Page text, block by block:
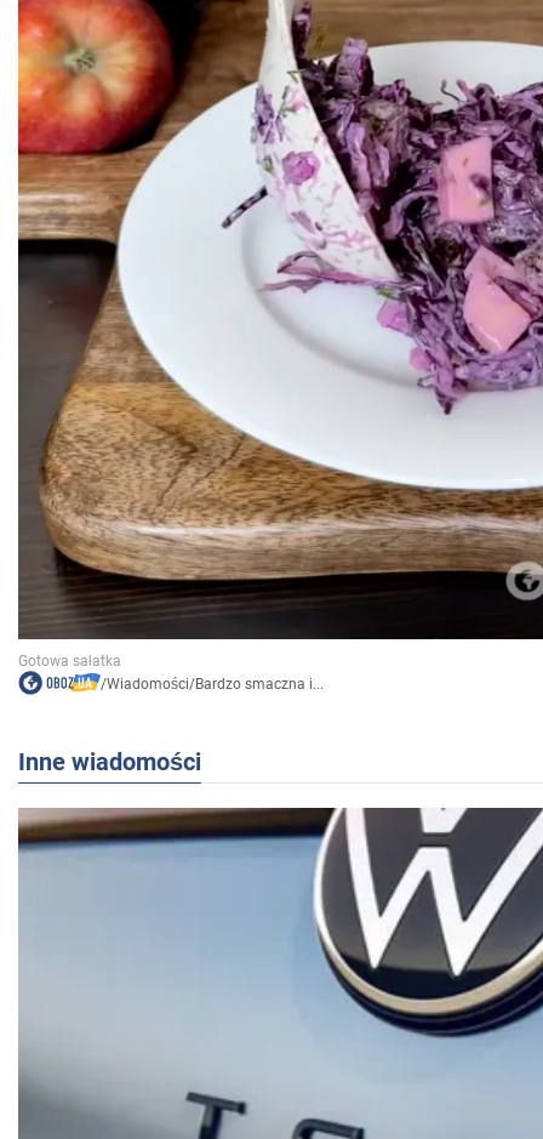
/Wiadomości/Bardzo smaczna i...
Inne wiadomości